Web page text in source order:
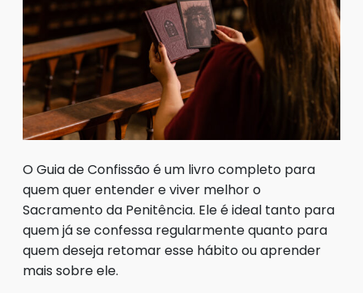
O Guia de Confissão é um livro completo para
quem quer entender e viver melhor o
Sacramento da Penitência. Ele é ideal tanto para
quem já se confessa regularmente quanto para
quem deseja retomar esse hábito ou aprender
mais sobre ele.